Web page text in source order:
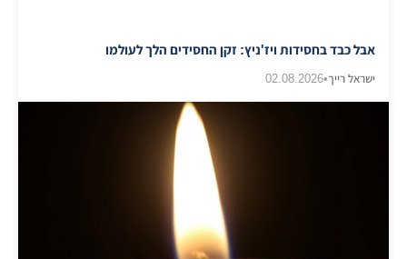
אבל כבד בחסידות ויז'ניץ: זקן החסידים הלך לעולמו
ישראל רייך•
02.08.2026